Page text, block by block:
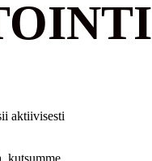
aktiivisesti
kutsumme